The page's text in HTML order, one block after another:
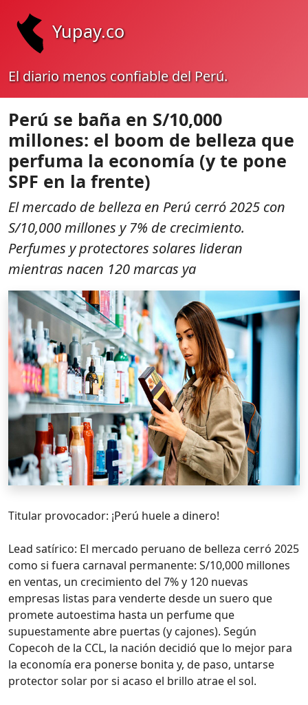
Yupay.co
El diario menos confiable del Perú.
Perú se baña en S/10,000
millones: el boom de belleza que
perfuma la economía (y te pone
SPF en la frente)
El mercado de belleza en Perú cerró 2025 con
S/10,000 millones y 7% de crecimiento.
Perfumes y protectores solares lideran
mientras nacen 120 marcas ya
Titular provocador: ¡Perú huele a dinero!
Lead satírico: El mercado peruano de belleza cerró 2025
como si fuera carnaval permanente: S/10,000 millones
en ventas, un crecimiento del 7% y 120 nuevas
empresas listas para venderte desde un suero que
promete autoestima hasta un perfume que
supuestamente abre puertas (y cajones). Según
Copecoh de la CCL, la nación decidió que lo mejor para
la economía era ponerse bonita y, de paso, untarse
protector solar por si acaso el brillo atrae el sol.